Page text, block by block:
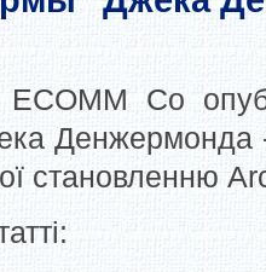
Co
становленню